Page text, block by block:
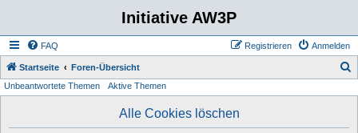
Initiative AW3P
FAQ Anmelden
Registrieren
Startseite Foren-Übersicht
Unbeantwortete Themen Aktive Themen
Alle Cookies löschen